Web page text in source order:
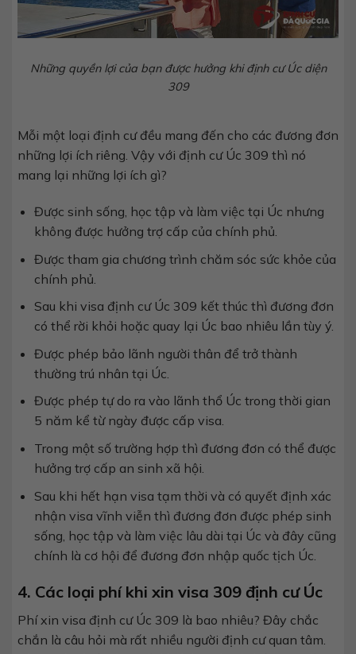
Những quyền lợi của bạn được hưởng khi định cư Úc diện
309
Mỗi một loại định cư đều mang đến cho các đương đơn
những lợi ích riêng. Vậy với định cư Úc 309 thì nó
mang lại những lợi ích gì?
Được sinh sống, học tập và làm việc tại Úc nhưng
không được hưởng trợ cấp của chính phủ.
Được tham gia chương trình chăm sóc sức khỏe của
chính phủ.
Sau khi visa định cư Úc 309 kết thúc thì đương đơn
có thể rời khỏi hoặc quay lại Úc bao nhiêu lần tùy ý.
Được phép bảo lãnh người thân để trở thành
thường trú nhân tại Úc.
Được phép tự do ra vào lãnh thổ Úc trong thời gian
5 năm kể từ ngày được cấp visa.
Trong một số trường hợp thì đương đơn có thể được
hưởng trợ cấp an sinh xã hội.
Sau khi hết hạn visa tạm thời và có quyết định xác
nhận visa vĩnh viễn thì đương đơn được phép sinh
sống, học tập và làm việc lâu dài tại Úc và đây cũng
chính là cơ hội để đương đơn nhập quốc tịch Úc.
4. Các loại phí khi xin visa 309 định cư Úc
Phí xin visa định cư Úc 309 là bao nhiêu? Đây chắc
chắn là câu hỏi mà rất nhiều người định cư quan tâm.